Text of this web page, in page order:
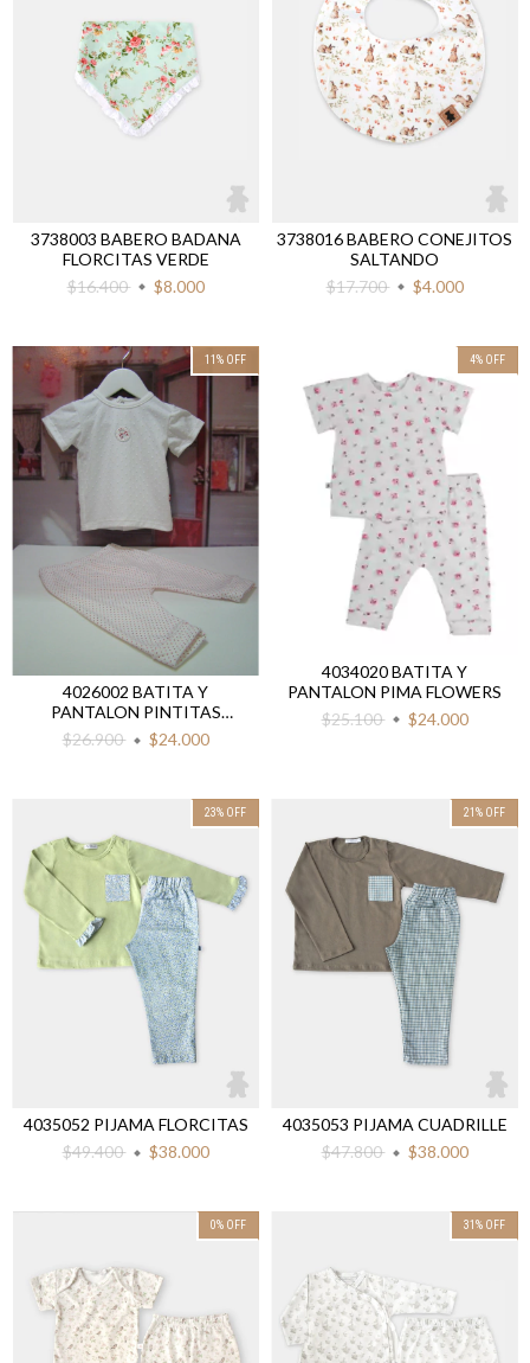
3738003 BABERO BADANA
FLORCITAS VERDE
$16.400
$8.000
3738016 BABERO CONEJITOS
SALTANDO
$17.700
$4.000
11 % OFF
4026002 BATITA Y
PANTALON PINTITAS
COMBINADO
$26.900 $24.000
4% OFF
4034020 BATITA Y
PANTALON PIMA FLOWERS
$25.100
$24.000
23% OFF
4035052 PIJAMA FLORCITAS
$49.400
$38.000
21 % OFF
4035053 PIJAMA CUADRILLE
$47.800
$38.000
0% OFF 31 % OFF